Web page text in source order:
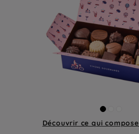
Découvrir ce qui compose